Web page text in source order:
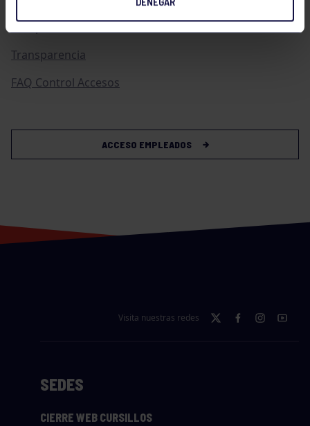
Compras
Transparencia
FAQ Control Accesos
ACCESO EMPLEADOS
Visita nuestras redes
SEDES
CIERRE WEB CURSILLOS